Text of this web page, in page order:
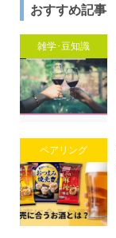
おすすめ記事
雑学･豆知識
ペアリング